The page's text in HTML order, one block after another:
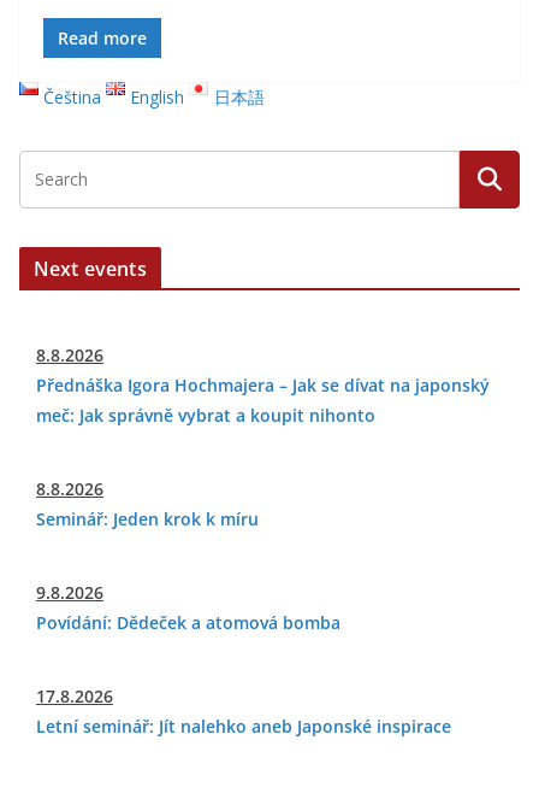
Read more
Čeština English 日本語
Next events
8.8.2026
Přednáška Igora Hochmajera – Jak se dívat na japonský
meč: Jak správně vybrat a koupit nihonto
8.8.2026
Seminář: Jeden krok k míru
9.8.2026
Povídání: Dědeček a atomová bomba
17.8.2026
Letní seminář: Jít nalehko aneb Japonské inspirace